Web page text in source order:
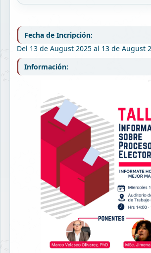
Fecha de Incripción:
Del 13 de August 2025 al 13 de August
Información: